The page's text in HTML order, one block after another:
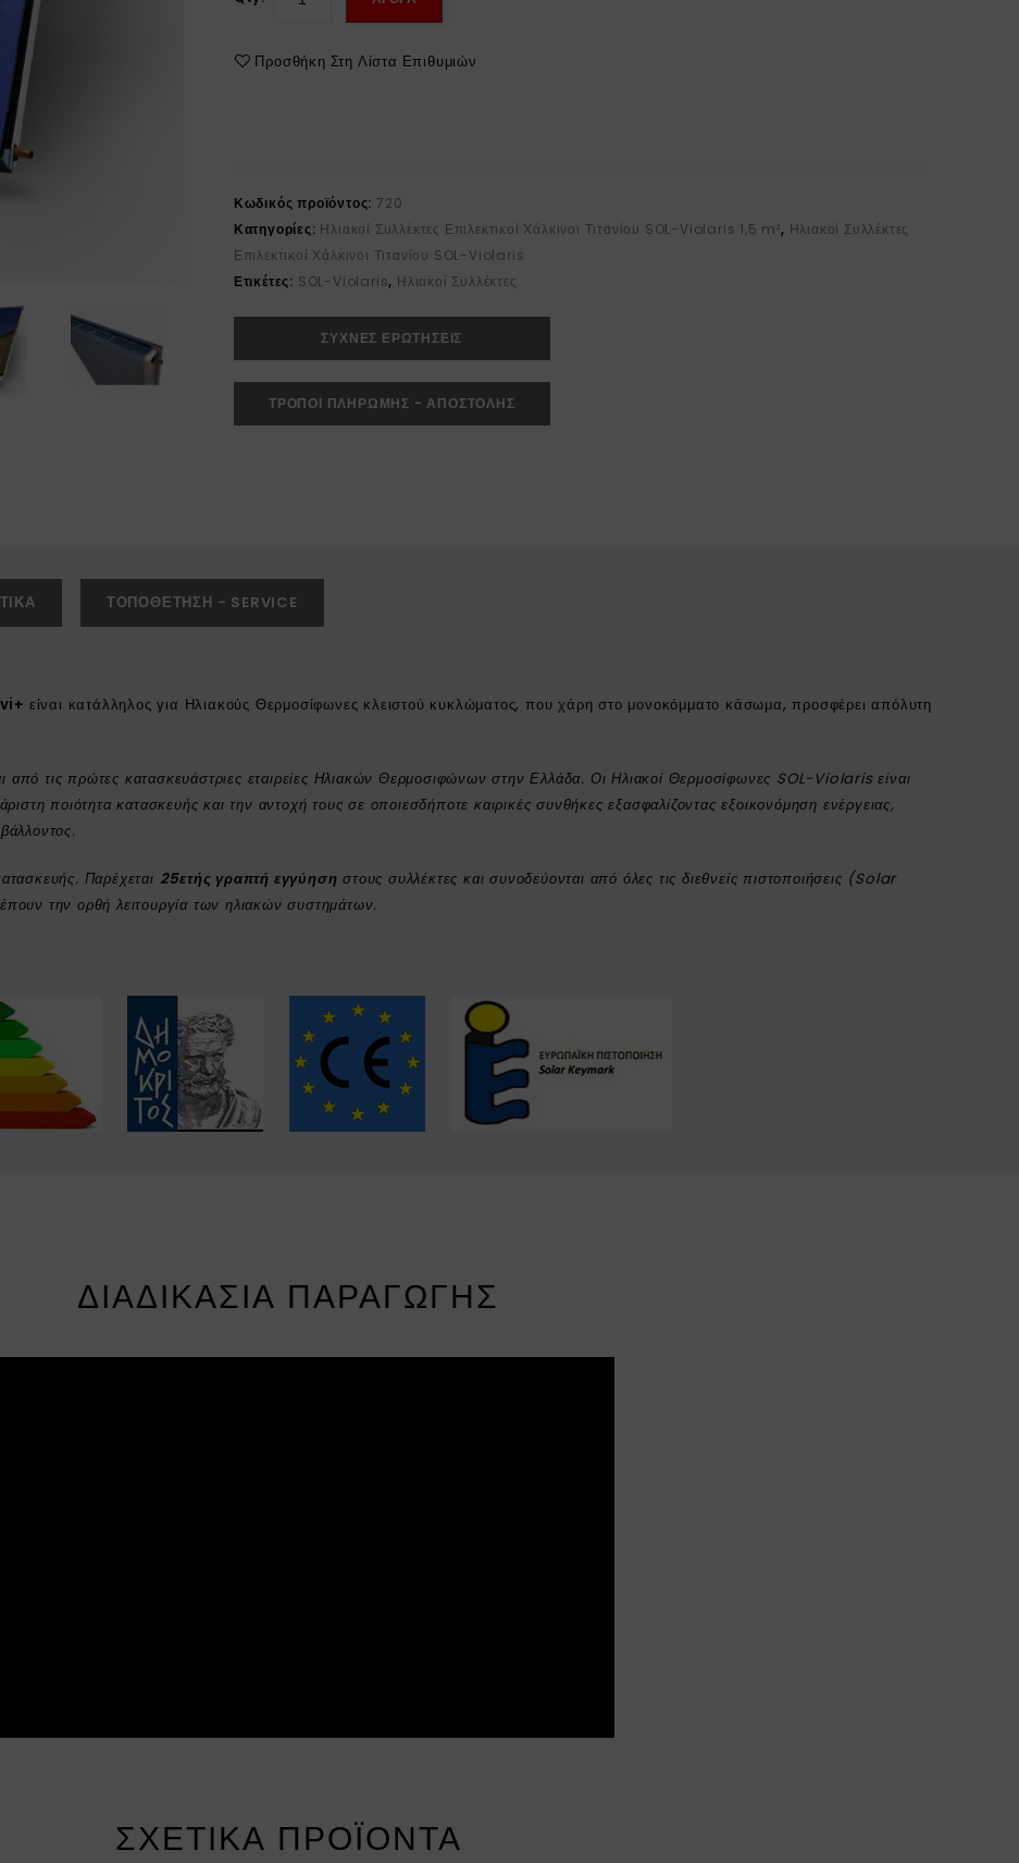
Προσθήκη Στη Λίστα Επιθυμιών
Κωδικός προϊόντος: 720
Κατηγορίες: Ηλιακοί Συλλέκτες Επιλεκτικοί Χάλκινοι Τιτανίου SOL-Violaris 1,5 m², Ηλιακοί Συλλέκτες
Επιλεκτικοί Χάλκινοι Τιτανίου SOL-Violaris
Ετικέτες: SOL-Violaris, Ηλιακοί Συλλέκτες
ΣΥΧΝΕΣ ΕΡΩΤΗΣΕΙΣ
ΤΡΟΠΟΙ ΠΛΗΡΩΜΗΣ - ΑΠΟΣΤΟΛΗΣ
ΤΟΠΟΘΈΤΗΣΗ - SERVICE
είναι κατάλληλος για Ηλιακούς Θερμοσίφωνες κλειστού κυκλώματος, που χάρη στο μονοκόμματο κάσωμα, προσφέρει απόλυτη
από τις πρώτες κατασκευάστριες εταιρείες Ηλιακών Θερμοσιφώνων στην Ελλάδα. Οι Ηλιακοί Θερμοσίφωνες SOL-Violaris είναι
ποιότητα κατασκευής και την αντοχή τους σε οποιεσδήποτε καιρικές συνθήκες εξασφαλίζοντας εξοικονόμηση ενέργειας,
Παρέχεται 25ετής γραπτή εγγύηση στους συλλέκτες και συνοδεύονται από όλες τις διεθνείς πιστοποιήσεις (Solar
την ορθή λειτουργία των ηλιακών συστημάτων.
ΔΙΑΔΙΚΑΣΊΑ ΠΑΡΑΓΩΓΉΣ
ΣΧΕΤΙΚΆ ΠΡΟΪΌΝΤΑ